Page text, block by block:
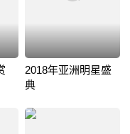
2018年亚洲明星盛
典